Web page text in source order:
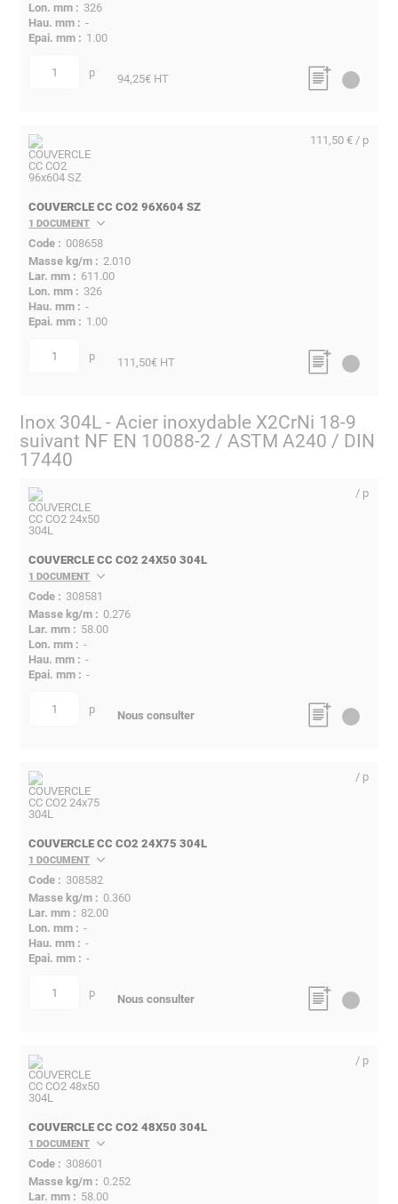
326
-
1.00
quantité p 94,25€ HT
COUVERCLE CC CO2 96X604 SZ
1 DOCUMENT
008658
2.010
611.00
326
-
1.00
quantité p
111,50 € / p
111,50€ HT
Inox 304L - Acier inoxydable X2CrNi 18-9
suivant NF EN 10088-2 / ASTM A240 / DIN
17440
COUVERCLE CC CO2 24X50 304L
1 DOCUMENT
308581
0.276
58.00
-
-
-
quantité p
/ p
Nous consulter
COUVERCLE CC CO2 24X75 304L
1 DOCUMENT
308582
0.360
82.00
-
-
-
quantité p
/ p
Nous consulter
COUVERCLE CC CO2 48X50 304L
1 DOCUMENT
308601
0.252
58.00
/ p